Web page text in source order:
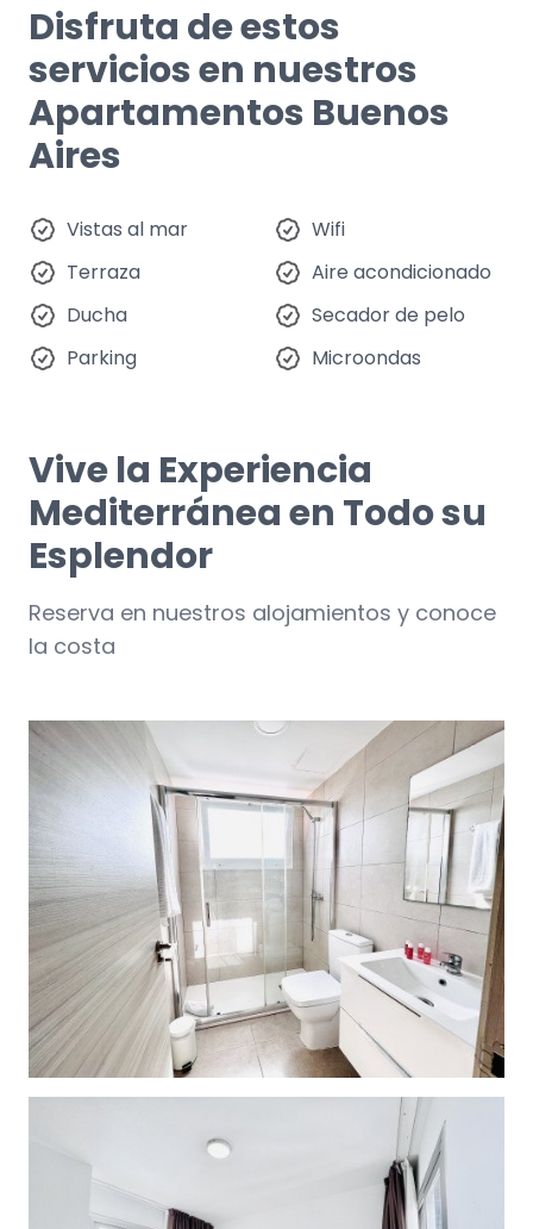
Disfruta de estos
servicios en nuestros
Apartamentos Buenos
Aires
Vistas al mar
Wifi
Terraza
Aire acondicionado
Ducha
Secador de pelo
Parking
Microondas
Vive la Experiencia
Mediterránea en Todo su
Esplendor
Reserva en nuestros alojamientos y conoce
la costa